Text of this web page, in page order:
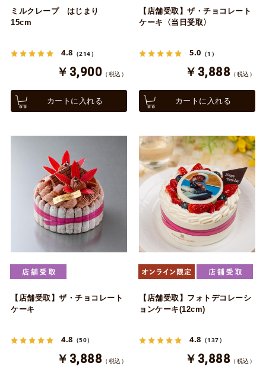
ミルクレープ はじまり
15cm
4.8 （214）
￥3,900 （税込）
カートに入れる
【店舗受取】ザ・チョコレート
ケーキ〈当日受取〉
5.0 （1）
￥3,888 （税込）
カートに入れる
【店舗受取】ザ・チョコレート
ケーキ
4.8 （50）
￥3,888 （税込）
【店舗受取】フォトデコレーシ
ョンケーキ(12cm)
4.8 （137）
￥3,888 （税込）